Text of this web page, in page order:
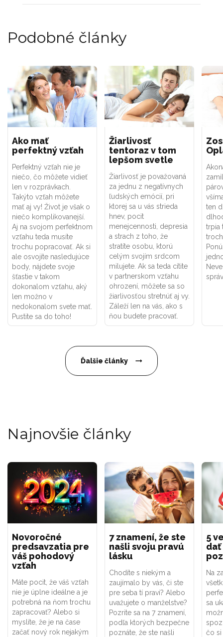
Podobné články
Ako mať
perfektný vzťah
Perfektný vzťah nie je
niečo, čo môžete vidieť
len v rozprávkach.
Takýto vzťah môžete
mať aj vy! Život je však o
niečo komplikovanejší.
Aj na svojom perfektnom
vzťahu teda musíte
trochu popracovať. Ak si
ale osvojíte nasledujúce
body, nájdete svoje
šťastie v takom
dokonalom vzťahu, aký
len možno v
nedokonalom svete mať.
Pustite sa do toho!
Žiarlivosť
tentoraz v tom
lepšom svetle
Žiarlivosť je považovaná
za jednu z negatívnych
ľudských emócií, pri
ktorej sa u vás strieda
hnev, pocit
menejcennosti, depresia
a strach z toho, že
stratíte osobu, ktorú
celým svojím srdcom
milujete. Ak sa teda cítite
v partnerskom vzťahu
ohrození, môžete sa so
žiarlivosťou stretnúť aj vy.
Záleží len na vás, ako s
ňou budete pracovať.
ten
trpia
Ďalšie články
Najnovšie články
Novoročné
predsavzatia pre
váš pohodový
vzťah
Máte pocit, že váš vzťah
nie je úplne ideálne a je
potrebná na ňom trochu
zapracovať? Alebo si
myslíte, že je na čase
začať nový rok nejakým
7 znamení, že ste
našli svoju pravú
lásku
Chodíte s niekým a
zaujímalo by vás, či ste
pre seba tí praví? Alebo
uvažujete o manželstve?
Pozrite sa na 7 znamení,
podľa ktorých bezpečne
poznáte, že ste našli
5
dať
Na
sa
čo si